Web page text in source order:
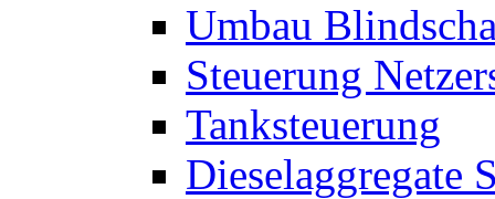
Umbau
Steuerung
Tanksteuerung
Dieselaggregate